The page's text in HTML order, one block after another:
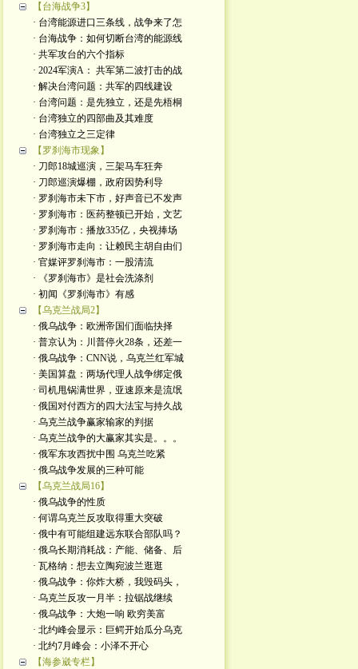
【台海战争3】
· 台湾能源进口三条线，战争来了怎
· 台海战争：如何切断台湾的能源线
· 共军攻台的六个指标
· 2024军演A： 共军第二波打击的战
· 解决台湾问题：共军的四线建设
· 台湾问题：是先独立，还是先梧桐
· 台湾独立的四部曲及其难度
· 台湾独立之三定律
【罗刹海市现象】
· 刀郎18城巡演，三架马车狂奔
· 刀郎巡演爆棚，政府因势利导
· 罗刹海市未下市，好声音已不发声
· 罗刹海市：医药整顿已开始，文艺
· 罗刹海市：播放335亿，央视捧场
· 罗刹海市走向：让赖民主胡自由们
· 官媒评罗刹海市：一股清流
· 《罗刹海市》是社会洗涤剂
· 初闻《罗刹海市》有感
【乌克兰战局2】
· 俄乌战争：欧洲帝国们面临抉择
· 普京认为：川普停火28条，还差一
· 俄乌战争：CNN说，乌克兰红军城
· 美国算盘：两场代理人战争绑定俄
· 司机甩锅满世界，亚速原来是流氓
· 俄国对付西方的四大法宝与持久战
· 乌克兰战争赢家输家的判据
· 乌克兰战争的大赢家其实是。。。
· 俄军东攻西扰中围 乌克兰吃紧
· 俄乌战争发展的三种可能
【乌克兰战局16】
· 俄乌战争的性质
· 何谓乌克兰反攻取得重大突破
· 俄中有可能组建远东联合部队吗？
· 俄乌长期消耗战：产能、储备、后
· 瓦格纳：想去立陶宛波兰逛逛
· 俄乌战争：你炸大桥，我毁码头，
· 乌克兰反攻一月半：拉锯战继续
· 俄乌战争：大炮一响 欧穷美富
· 北约峰会显示：巨鳄开始瓜分乌克
· 北约7月峰会：小泽不开心
【海参崴专栏】